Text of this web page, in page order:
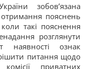
зобов’язана
пояснень
такі пояснення
розглянути
наявності ознак
питання щодо
приватних